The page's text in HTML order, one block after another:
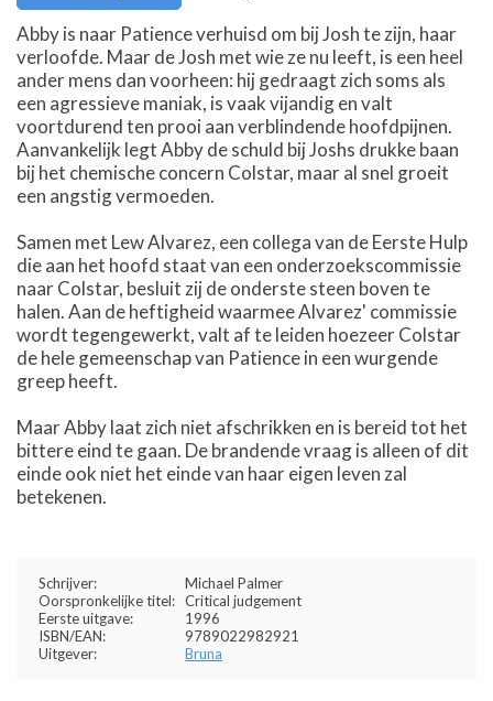
Abby is naar Patience verhuisd om bij Josh te zijn, haar
verloofde. Maar de Josh met wie ze nu leeft, is een heel
ander mens dan voorheen: hij gedraagt zich soms als
een agressieve maniak, is vaak vijandig en valt
voortdurend ten prooi aan verblindende hoofdpijnen.
Aanvankelijk legt Abby de schuld bij Joshs drukke baan
bij het chemische concern Colstar, maar al snel groeit
een angstig vermoeden.
Samen met Lew Alvarez, een collega van de Eerste Hulp
die aan het hoofd staat van een onderzoekscommissie
naar Colstar, besluit zij de onderste steen boven te
halen. Aan de heftigheid waarmee Alvarez' commissie
wordt tegengewerkt, valt af te leiden hoezeer Colstar
de hele gemeenschap van Patience in een wurgende
greep heeft.
Maar Abby laat zich niet afschrikken en is bereid tot het
bittere eind te gaan. De brandende vraag is alleen of dit
einde ook niet het einde van haar eigen leven zal
betekenen.
Schrijver:
Michael Palmer
Oorspronkelijke titel: Critical judgement
Eerste uitgave:
1996
ISBN/EAN:
9789022982921
Uitgever:
Bruna